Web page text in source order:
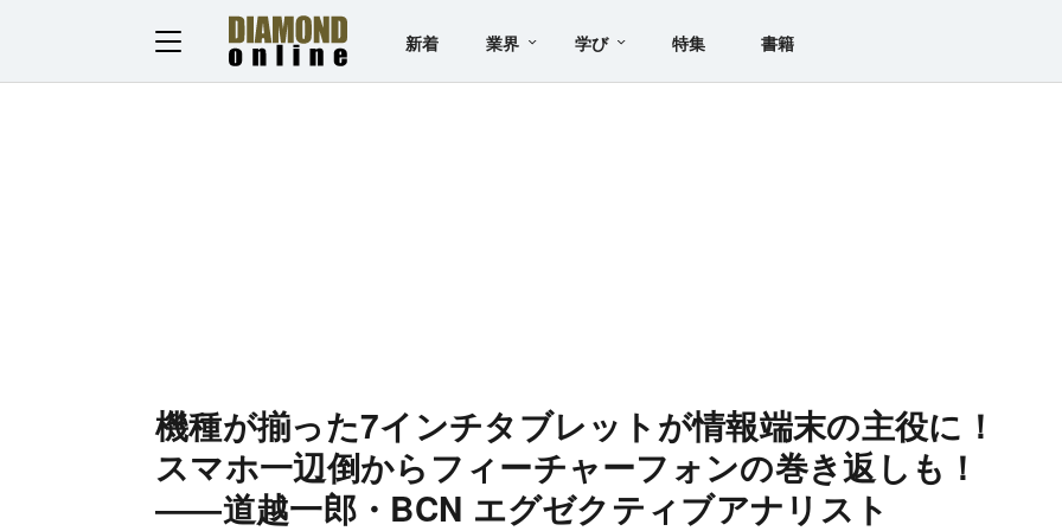
新着 業界 学び 特集 書籍
機種が揃った7インチタブレットが情報端末の主役に！
スマホ一辺倒からフィーチャーフォンの巻き返しも！
――道越一郎・BCN エグゼクティブアナリスト